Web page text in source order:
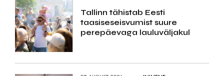
Tallinn tähistab Eesti
taasiseseisvumist suure
perepäevaga lauluväljakul